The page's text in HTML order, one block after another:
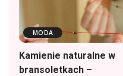
MODA
Kamienie naturalne w
bransoletkach –